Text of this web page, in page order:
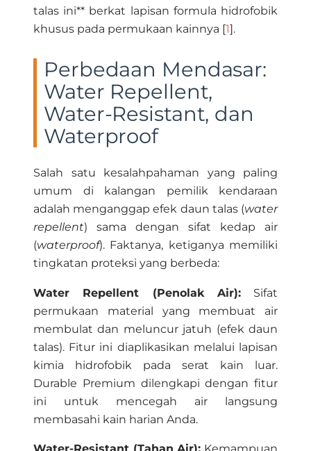
talas ini** berkat lapisan formula hidrofobik
khusus pada permukaan kainnya [1].
Perbedaan Mendasar:
Water Repellent,
Water-Resistant, dan
Waterproof
Salah satu kesalahpahaman yang paling
umum di kalangan pemilik kendaraan
adalah menganggap efek daun talas (water
repellent) sama dengan sifat kedap air
(waterproof). Faktanya, ketiganya memiliki
tingkatan proteksi yang berbeda:
Water Repellent (Penolak Air):Sifat
permukaan material yang membuat air
membulat dan meluncur jatuh (efek daun
talas). Fitur ini diaplikasikan melalui lapisan
kimia hidrofobik pada serat kain luar.
Durable Premium dilengkapi dengan fitur
ini untuk mencegah air langsung
membasahi kain harian Anda.
Water-Resistant (Tahan Air): Kemampuan